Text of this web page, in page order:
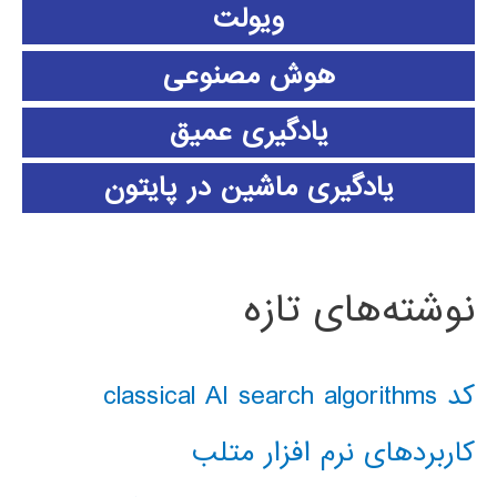
ویولت
هوش مصنوعی
یادگیری عمیق
یادگیری ماشین در پایتون
نوشته‌های تازه
کد classical AI search algorithms
کاربردهای نرم افزار متلب